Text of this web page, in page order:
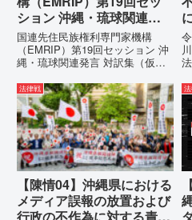
ション 沖縄・琉球関連発
言 対訳集（仮訳）
国連先住民族権利専門家機構
（EMRIP）第19回セッション 沖
縄・琉球関連発言 対訳集（仮
（EMRIP）の各会合において行
われた、沖縄・琉球の先住民族指
定、PFAS（有機フッ素化合物）
問題、米軍基地、伝統文化（...
法律戦
【陳情04】沖縄県における
メディア誤報の放置および
行政の不作為に対する責任